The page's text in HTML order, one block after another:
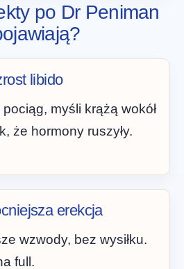
po Dr Peniman
libido
myśli krążą wokół
że hormony ruszyły.
erekcja
wzwody, bez wysiłku.
full.